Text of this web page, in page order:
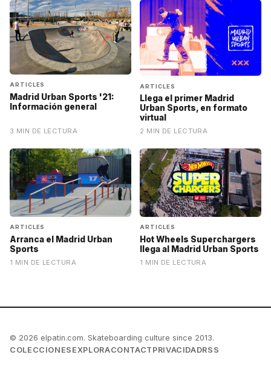
ARTICLES
Madrid Urban Sports '21:
Información general
3 MIN DE LECTURA
ARTICLES
Llega el primer Madrid
Urban Sports, en formato
virtual
2 MIN DE LECTURA
ARTICLES
Arranca el Madrid Urban
Sports
1 MIN DE LECTURA
ARTICLES
Hot Wheels Superchargers
llega al Madrid Urban Sports
1 MIN DE LECTURA
© 2026 elpatin.com. Skateboarding culture since 2013.
COLECCIONES EXPLORACONTACT PRIVACIDADRSS